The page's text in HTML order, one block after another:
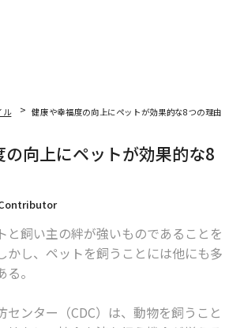
ック」（ペット＋テクノロジー）市
傾向にあり、一部、投資家たちから
いる。今後、AIを使ったどのような
んなとこにも人工知能」
>>
ル
健康や幸福度の向上にペットが効果的な8つの理由
向上にペットが効果的な8
と飼い主の絆が強いものであることを
かし、ペットを飼うことには他にも多
。
センター（CDC）は、動物を飼うこと